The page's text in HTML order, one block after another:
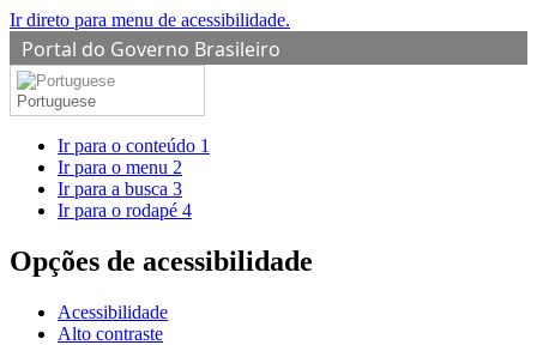
Ir direto para menu de acessibilidade.
Portal do Governo Brasileiro
Portuguese
Ir para o conteúdo 1
Ir para o menu 2
Ir para a busca 3
Ir para o rodapé 4
Opções de acessibilidade
Acessibilidade
Alto contraste